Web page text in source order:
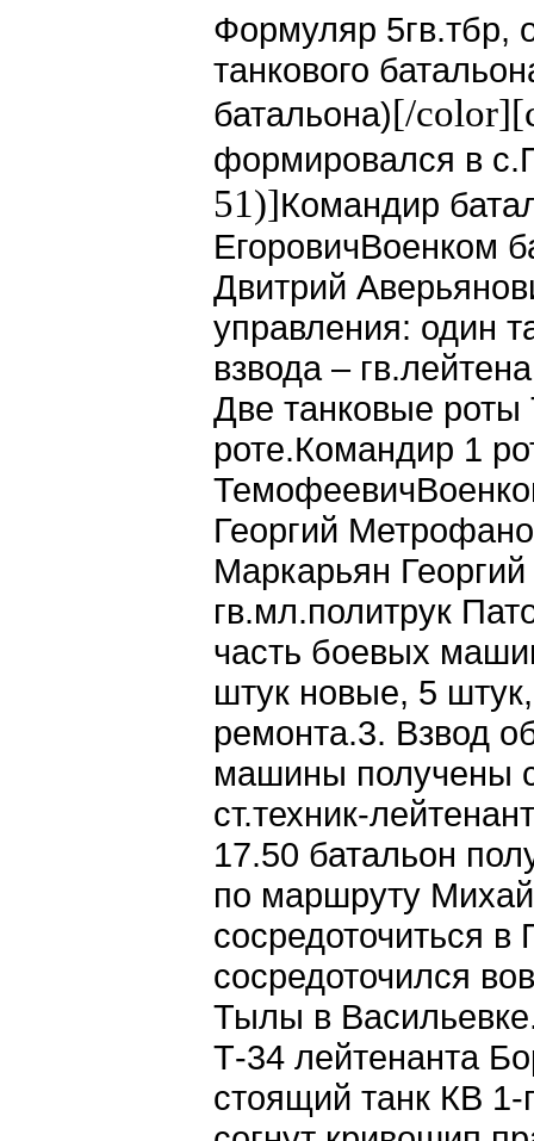
Формуляр
танкового
батальона)[/
формировался в
51)]Командир
ЕгоровичВоенком
Двитрий
управления: один
взвода –
Две танковые
роте.Командир 1
Георгий
Маркарьян
гв.мл.политрук
часть боевых
штук новые, 5
ремонта.3. Взвод
машины получены
ст.техник-
17.50 батальон
по маршруту
сосредоточиться
сосредоточился
Тылы в
Т-34 лейтенанта
стоящий танк КВ 1-